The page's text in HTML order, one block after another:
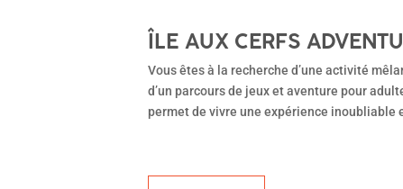
ÎLE AUX CERFS
Vous êtes à la recherche d’une activité
d’un parcours de jeux et aventure pour
permet de vivre une expérience